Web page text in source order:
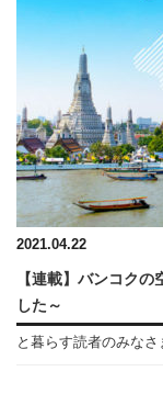
2021.04.22
【連載】バンコク
した～
と暮らす読者のみな